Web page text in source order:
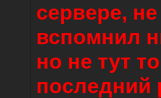
сервере,
вспомнил
но не тут
последний